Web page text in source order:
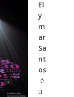
El
y
m
ar
Sa
nt
os
é
u